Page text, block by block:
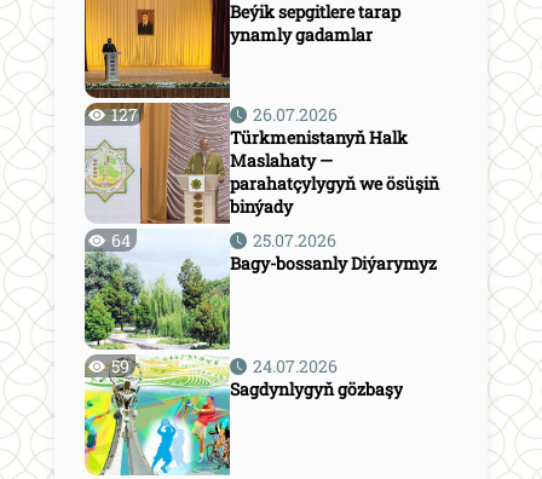
Beýik sepgitlere tarap
ynamly gadamlar
127
26.07.2026
Türkmenistanyň Halk
Maslahaty —
parahatçylygyň we ösüşiň
binýady
64
25.07.2026
Bagy-bossanly Diýarymyz
59
24.07.2026
Sagdynlygyň gözbaşy